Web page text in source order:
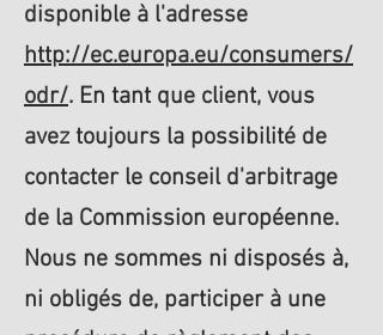
disponible à l'adresse
http://ec.europa.eu/consumers/
odr/. En tant que client, vous
avez toujours la possibilité de
contacter le conseil d'arbitrage
de la Commission européenne.
Nous ne sommes ni disposés à,
ni obligés de, participer à une